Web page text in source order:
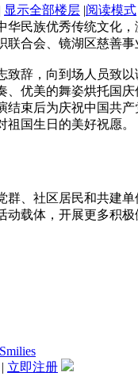
显示全部楼层 |阅读模式
华民族优秀传统文化
联合会、镜湖区慈善
致辞，向到场人员致
、优美的舞姿烘托国
结束后为庆祝中国共
国生日的美好祝愿。
群、社区居民和共建
动载体，开展更多积
Smilies
| 立即注册